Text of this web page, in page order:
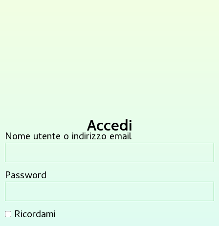
Accedi
Nome utente o indirizzo email
Password
Ricordami